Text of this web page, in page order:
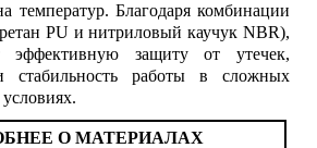
температур. Благодаря комбинации
PU и нитриловый каучук NBR),
эффективную защиту от утечек,
и стабильность работы в сложных
О МАТЕРИАЛАХ